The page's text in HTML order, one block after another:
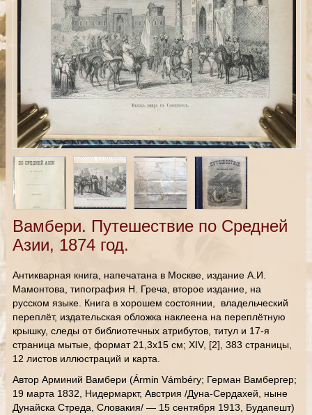
Вамбери. Путешествие по Средней
Азии, 1874 год.
Антикварная книга, напечатана в Москве, издание А.И.
Мамонтова, типография Н. Греча, второе издание, на
русском языке. Книга в хорошем состоянии, владельческий
переплёт, издательская обложка наклеена на переплётную
крышку, следы от библиотечных атрибутов, титул и 17-я
страница мытые, формат 21,3х15 см; XIV, [2], 383 страницы,
12 листов иллюстраций и карта.
Автор Арминий Вамбери (Ármin Vámbéry; Герман Вамбергер;
19 марта 1832, Нидермаркт, Австрия /Дуна-Сердахей, ныне
Дунайска Стреда, Словакия/ — 15 сентября 1913, Будапешт)